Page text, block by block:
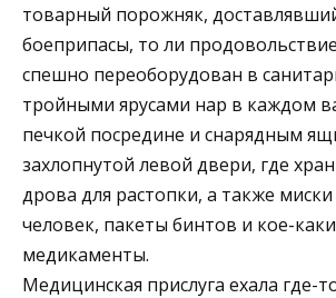
товарный порожняк,
боеприпасы, то ли
спешно переоборудован в
тройными ярусами нар в каждом
печкой посредине и снарядным
захлопнутой левой двери, где
дрова для растопки, а также
человек, пакеты бинтов и кое-
медикаменты.
Медицинская прислуга ехала где-